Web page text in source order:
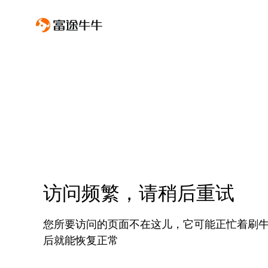
访问频繁，请稍后重试
您所要访问的页面不在这儿，它可能正忙着刷
后就能恢复正常